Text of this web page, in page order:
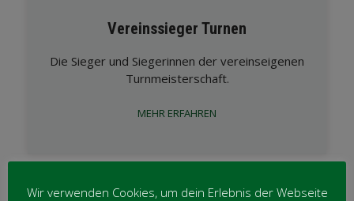
Vereinssieger Turnen
Die Sieger und Siegerinnen der vereinseigenen
Turnmeisterschaft.
MEHR ERFAHREN
Wir verwenden Cookies, um dein Erlebnis der Webseite